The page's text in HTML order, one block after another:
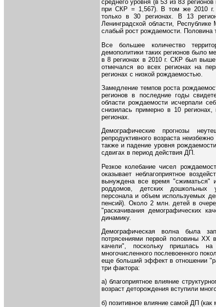
среднего уровня (в 53 из 83
при СКР = 1,567). В том же 2010 г.
только в 30 регионах. В 13
Ленинградской области,
слабый рост рождаемости. Половина
Все большее количество
демополитики таких регионов было
в 8 регионах в 2010 г. СКР был
отмечался во всех регионах на
регионах с низкой рождаемостью.
Замедление темпов роста
регионов в последние годы
области рождаемости исчерпали
снизилась примерно в 10
регионах.
Демографические прогнозы
репродуктивного возраста
также и падение уровня
сдвигах в период действия ДП.
Резкое колебание чисел
оказывает неблагоприятное
вынуждена все время "сжиматься" и
роддомов, детских дошкольных
персонала и объем используемых
пенсий). Около 2 млн. детей в
"раскачивания демографических
динамику.
Демографическая волна была
потрясениями первой половины XX
качели", поскольку пришлась
многочисленного послевоенного
еще больший эффект в отношении
три фактора:
а) благоприятное влияние
возраст деторождения вступили
б) позитивное влияние самой ДП